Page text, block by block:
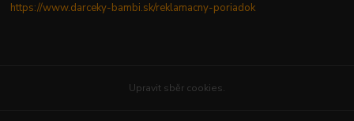
https://www.darceky-bambi.sk/reklamacny-poriadok
Upravit sběr cookies.